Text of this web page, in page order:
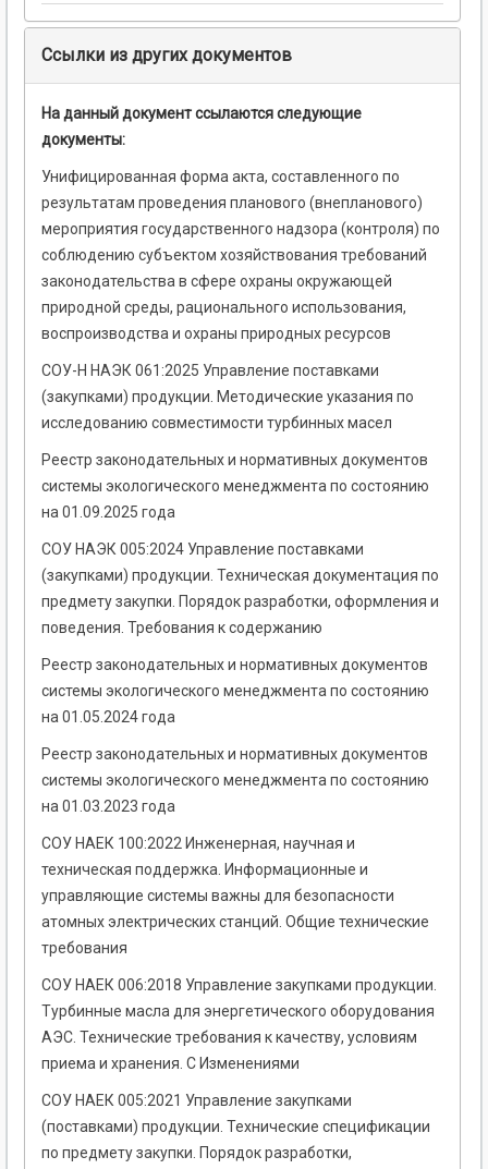
Ссылки из других документов
На данный документ ссылаются следующие
документы:
Унифицированная форма акта, составленного по
результатам проведения планового (внепланового)
мероприятия государственного надзора (контроля) по
соблюдению субъектом хозяйствования требований
законодательства в сфере охраны окружающей
природной среды, рационального использования,
воспроизводства и охраны природных ресурсов
СОУ-Н НАЭК 061:2025 Управление поставками
(закупками) продукции. Методические указания по
исследованию совместимости турбинных масел
Реестр законодательных и нормативных документов
системы экологического менеджмента по состоянию
на 01.09.2025 года
СОУ НАЭК 005:2024 Управление поставками
(закупками) продукции. Техническая документация по
предмету закупки. Порядок разработки, оформления и
поведения. Требования к содержанию
Реестр законодательных и нормативных документов
системы экологического менеджмента по состоянию
на 01.05.2024 года
Реестр законодательных и нормативных документов
системы экологического менеджмента по состоянию
на 01.03.2023 года
СОУ НАЕК 100:2022 Инженерная, научная и
техническая поддержка. Информационные и
управляющие системы важны для безопасности
атомных электрических станций. Общие технические
требования
СОУ НАЕК 006:2018 Управление закупками продукции.
Турбинные масла для энергетического оборудования
АЭС. Технические требования к качеству, условиям
приема и хранения. С Изменениями
СОУ НАЕК 005:2021 Управление закупками
(поставками) продукции. Технические спецификации
по предмету закупки. Порядок разработки,